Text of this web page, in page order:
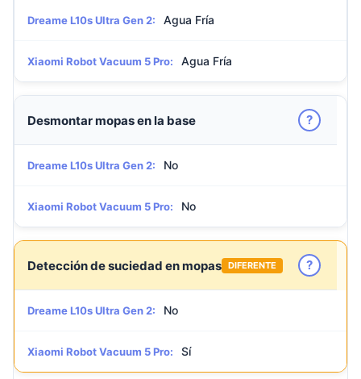
Dreame L10s Ultra Gen 2: Agua Fría
Xiaomi Robot Vacuum 5 Pro: Agua Fría
Desmontar mopas en la base ?
Dreame L10s Ultra Gen 2: No
Xiaomi Robot Vacuum 5 Pro: No
Detección de suciedad en mopas DIFERENTE ?
Dreame L10s Ultra Gen 2: No
Xiaomi Robot Vacuum 5 Pro: Sí